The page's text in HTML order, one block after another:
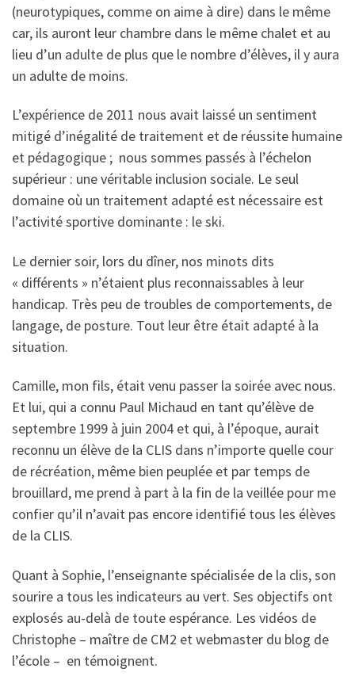
(neurotypiques, comme on aime à dire) dans le même
car, ils auront leur chambre dans le même chalet et au
lieu d’un adulte de plus que le nombre d’élèves, il y aura
un adulte de moins.
L’expérience de 2011 nous avait laissé un sentiment
mitigé d’inégalité de traitement et de réussite humaine
et pédagogique ; nous sommes passés à l’échelon
supérieur : une véritable inclusion sociale. Le seul
domaine où un traitement adapté est nécessaire est
l’activité sportive dominante : le ski.
Le dernier soir, lors du dîner, nos minots dits
« différents » n’étaient plus reconnaissables à leur
handicap. Très peu de troubles de comportements, de
langage, de posture. Tout leur être était adapté à la
situation.
Camille, mon fils, était venu passer la soirée avec nous.
Et lui, qui a connu Paul Michaud en tant qu’élève de
septembre 1999 à juin 2004 et qui, à l’époque, aurait
reconnu un élève de la CLIS dans n’importe quelle cour
de récréation, même bien peuplée et par temps de
brouillard, me prend à part à la fin de la veillée pour me
confier qu’il n’avait pas encore identifié tous les élèves
de la CLIS.
Quant à Sophie, l’enseignante spécialisée de la clis, son
sourire a tous les indicateurs au vert. Ses objectifs ont
explosés au-delà de toute espérance. Les vidéos de
Christophe – maître de CM2 et webmaster du blog de
l’école – en témoignent.